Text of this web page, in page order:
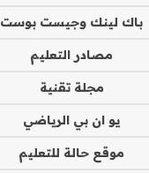
باك لينك وجيست بوست
مصادر التعليم
مجلة تقنية
يو ان بي الرياضي
موقع حالة للتعليم